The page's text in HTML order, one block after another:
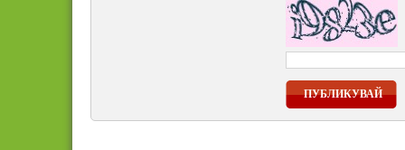
ПУБЛИКУВАЙ